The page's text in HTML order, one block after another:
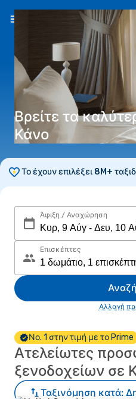
Βρείτε τα
Κάνο
Το έχουν επιλέξει 8M+
Άφιξη / Αναχώρηση
Επισκέπτες
Αλλαγή
Νο. 1 στην τιμή με το Prime
Ατελείωτες
ξενοδοχείων σε
Ταξινόμηση κατά: